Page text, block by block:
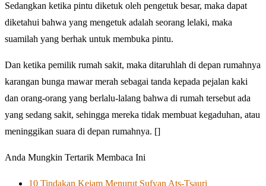
Sedangkan ketika pintu diketuk oleh pengetuk besar, maka dapat
diketahui bahwa yang mengetuk adalah seorang lelaki, maka
suamilah yang berhak untuk membuka pintu.
Dan ketika pemilik rumah sakit, maka ditaruhlah di depan rumahnya
karangan bunga mawar merah sebagai tanda kepada pejalan kaki
dan orang-orang yang berlalu-lalang bahwa di rumah tersebut ada
yang sedang sakit, sehingga mereka tidak membuat kegaduhan, atau
meninggikan suara di depan rumahnya. []
Anda Mungkin Tertarik Membaca Ini
10 Tindakan Kejam Menurut Sufyan Ats-Tsauri